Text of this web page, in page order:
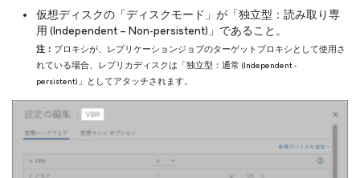
仮想ディスクの「ディスクモード」が「独立型：読み取り専
用 (Independent – Non-persistent)」であること。
注： プロキシが、レプリケーションジョブのターゲットプロキシとして使用さ
れている場合、レプリカディスクは「独立型：通常 (Independent -
persistent)」としてアタッチされます。